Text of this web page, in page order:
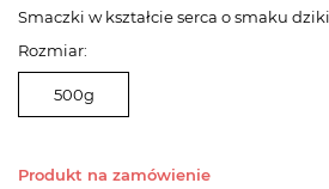
Smaczki w kształcie serca o smaku
Rozmiar:
500g
Produkt na zamówienie